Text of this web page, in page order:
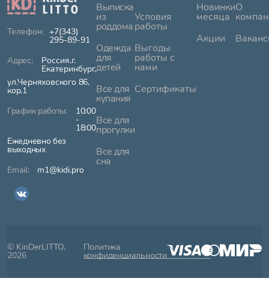
+7(343)
295-89-91
Россия,г.
Екатеринбург,
ул.Черняховского 86,
кор.1
10:00
-
18:00
Ежедневно без
выходных
m1@kidi.pro
Выписка
из
роддома
Одежда
для
детей
Все для
купания
Все для
прогулки
Все для
сна
Условия
работы
Выгоды
работы с
нами
Сертификаты
Новинки
месяца
Акции
О
© KinDerLITTO,
2026
Политика
конфиденциальности